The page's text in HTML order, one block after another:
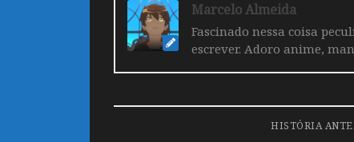
Marcelo Almeida
Fascinado nessa coisa
escrever. Adoro anime,
HISTÓRIA